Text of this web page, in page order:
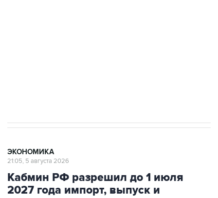
ЭКОНОМИКА
21:05, 5 августа 2026
Кабмин РФ разрешил до 1 июля
2027 года импорт, выпуск и